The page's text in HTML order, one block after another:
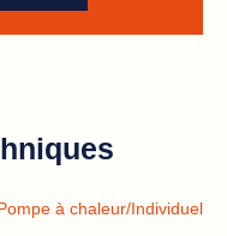
à chaleur/Individuel